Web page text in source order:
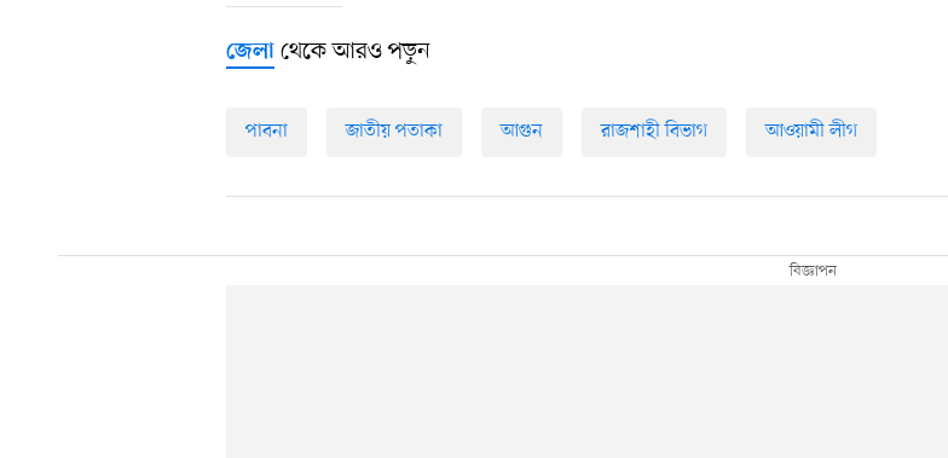
জেলা থেকে আরও পড়ুন
পাবনা জাতীয় পতাকা আগুন রাজশাহী বিভাগ আওয়ামী লীগ